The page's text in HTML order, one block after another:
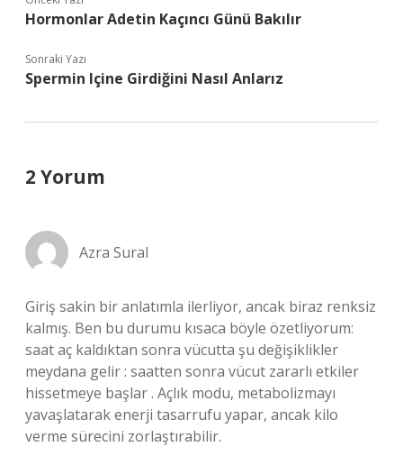
Hormonlar Adetin Kaçıncı Günü Bakılır
Sonraki Yazı
Spermin Içine Girdiğini Nasıl Anlarız
2 Yorum
Azra Sural
Giriş sakin bir anlatımla ilerliyor, ancak biraz renksiz
kalmış. Ben bu durumu kısaca böyle özetliyorum:
saat aç kaldıktan sonra vücutta şu değişiklikler
meydana gelir : saatten sonra vücut zararlı etkiler
hissetmeye başlar . Açlık modu, metabolizmayı
yavaşlatarak enerji tasarrufu yapar, ancak kilo
verme sürecini zorlaştırabilir.